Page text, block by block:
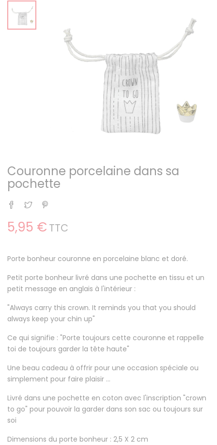
Couronne porcelaine dans sa
pochette
Partager
Tweet
5,95 € TTC
Porte bonheur couronne en porcelaine blanc et doré.
Petit porte bonheur livré dans une pochette en tissu et un
petit message en anglais à l'intérieur :
"Always carry this crown. It reminds you that you should
always keep your chin up"
Ce qui signifie : "Porte toujours cette couronne et rappelle
toi de toujours garder la tête haute"
Une beau cadeau à offrir pour une occasion spéciale ou
simplement pour faire plaisir ...
Livré dans une pochette en coton avec l'inscription "crown
to go" pour pouvoir la garder dans son sac ou toujours sur
soi
Dimensions du porte bonheur : 2,5 X 2 cm